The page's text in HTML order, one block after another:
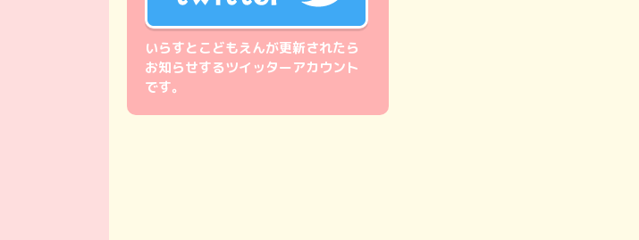
いらすとこどもえんが更新されたら
お知らせするツイッターアカウント
です。